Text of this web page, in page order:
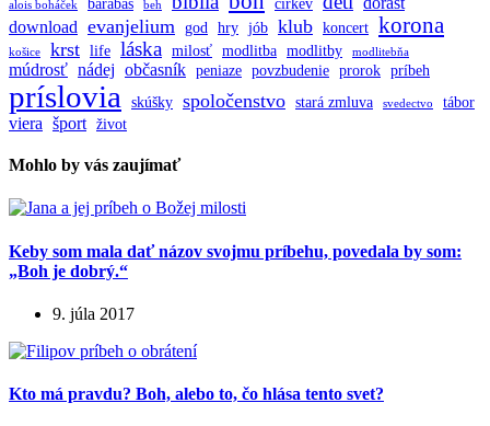
alois boháček barabáš beh cirkev
download evanjelium god hry jób klub koncert korona
košice krst life láska milosť modlitba modlitby modlitebňa
múdrosť nádej občasník peniaze povzbudenie prorok príbeh
príslovia skúšky spoločenstvo stará zmluva svedectvo tábor
viera šport život
Mohlo by vás zaujímať
Keby som mala dať názov svojmu príbehu, povedala by som:
„Boh je dobrý.“
9. júla 2017
Kto má pravdu? Boh, alebo to, čo hlása tento svet?